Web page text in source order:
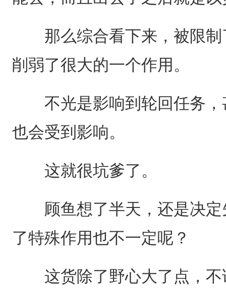
那么综合看下来，被限制
削弱了很大的一个作用。
不光是影响到轮回任务，
也会受到影响。
这就很坑爹了。
顾鱼想了半天，还是决定
了特殊作用也不一定呢？
这货除了野心大了点，不